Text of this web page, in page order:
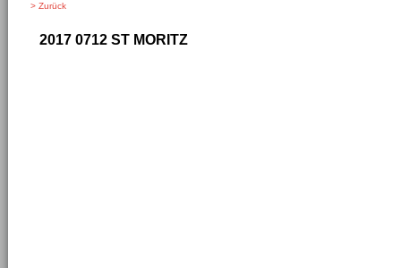
> Zurück
2017 0712 ST MORITZ